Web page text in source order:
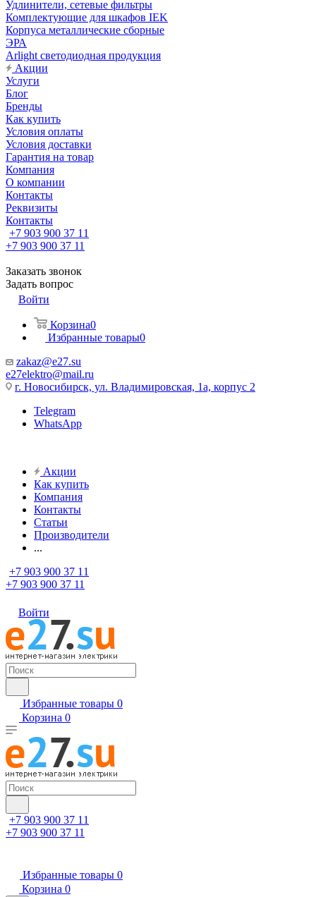
Удлинители, сетевые фильтры
Комплектующие для шкафов IEK
Корпуса металлические сборные
ЭРА
Arlight светодиодная продукция
Акции
Услуги
Блог
Бренды
Как купить
Условия оплаты
Условия доставки
Гарантия на товар
Компания
О компании
Контакты
Реквизиты
Контакты
+7 903 900 37 11
+7 903 900 37 11
Заказать звонок
Задать вопрос
Войти
Корзина0
Избранные товары0
zakaz@e27.su
e27elektro@mail.ru
г. Новосибирск, ул. Владимировская, 1а, корпус 2
Telegram
WhatsApp
Акции
Как купить
Компания
Контакты
Статьи
Производители
...
+7 903 900 37 11
+7 903 900 37 11
Войти
Избранные товары 0
Корзина 0
+7 903 900 37 11
+7 903 900 37 11
Избранные товары 0
Корзина 0